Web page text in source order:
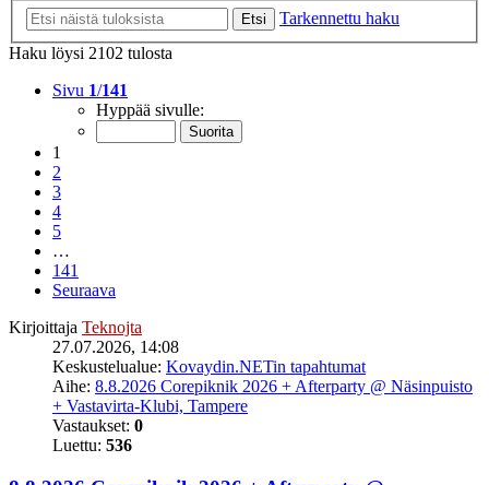
Etsi
Tarkennettu haku
Haku löysi 2102 tulosta
Sivu 1/141
Hyppää sivulle:
1
2
3
4
5
…
141
Seuraava
Kirjoittaja Teknojta
27.07.2026, 14:08
Keskustelualue: Kovaydin.NETin tapahtumat
Aihe: 8.8.2026 Corepiknik 2026 + Afterparty @ Näsinpuisto
+ Vastavirta-Klubi, Tampere
Vastaukset: 0
Luettu: 536